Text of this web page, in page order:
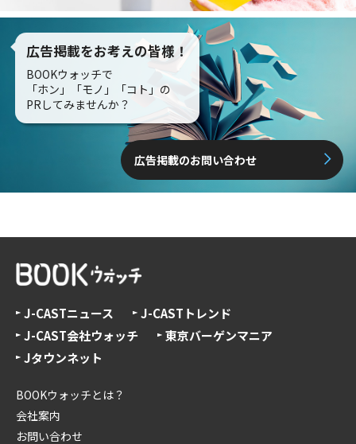
広告掲載をお考えの皆様！
BOOKウォッチで
「ホン」「モノ」「コト」の
PRしてみませんか？
広告掲載のお問い合わせ
J-CASTニュース
J-CASTトレンド
J-CAST会社ウォッチ
東京バーゲンマニア
Jタウンネット
BOOKウォッチとは？
会社案内
お問い合わせ